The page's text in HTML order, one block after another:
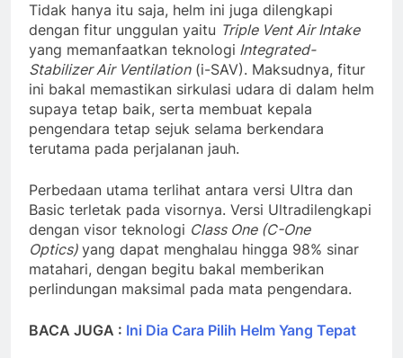
Tidak hanya itu saja, helm ini juga dilengkapi
dengan fitur unggulan yaitu Triple Vent Air Intake
yang memanfaatkan teknologi Integrated-
Stabilizer Air Ventilation(i-SAV). Maksudnya, fitur
ini bakal memastikan sirkulasi udara di dalam helm
supaya tetap baik, serta membuat kepala
pengendara tetap sejuk selama berkendara
terutama pada perjalanan jauh.
Perbedaan utama terlihat antara versi Ultra dan
Basic terletak pada visornya. Versi Ultradilengkapi
dengan visor teknologi Class One (C-One
Optics) yang dapat menghalau hingga 98% sinar
matahari, dengan begitu bakal memberikan
perlindungan maksimal pada mata pengendara.
BACA JUGA : Ini Dia Cara Pilih Helm Yang Tepat